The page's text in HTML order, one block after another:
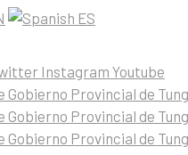
ES
Instagram Youtube